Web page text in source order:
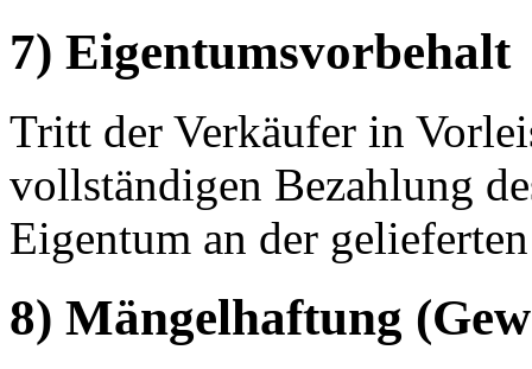
7) Eigentumsvorbehalt
Tritt der Verkäufer in
vollständigen Bezahlung
Eigentum an der
8) Mängelhaftung